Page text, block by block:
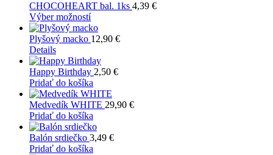
CHOCOHEART bal. 1ks 4,39 €
Výber možnostíTento
produkt
má
variantov.
Možnosti
si
môžete
vybrať
na
stránke
produktu.
Plyšový macko 12,90 €
Details
Happy Birthday 2,50 €
Pridať do košíka
Medvedík WHITE 29,90 €
Pridať do košíka
Balón srdiečko 3,49 €
Pridať do košíka